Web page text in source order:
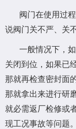
阀门在使用过
说阀门关不严、关
一般情况下，
关闭到位，如果已
那就再检查密封面
那就拿出来进行研
就必需返厂检修或
现工况事故等问题。